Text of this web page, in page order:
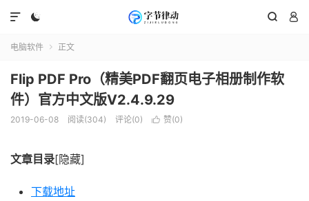
  

电脑软件  正文
Flip PDF Pro（精美PDF翻页电子相册制作软
件）官方中文版V2.4.9.29
2019-06-08 阅读(304) 评论(0)  赞(0)
文章目录[隐藏]
下载地址